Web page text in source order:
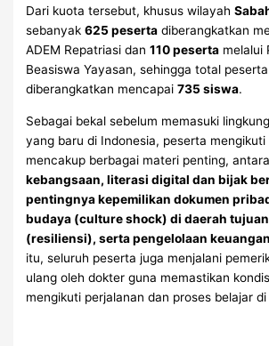
Dari kuota tersebut, khusus wilayah
sebanyak625 peserta diberangkatkan
ADEM Repatriasi dan110 peserta melalui
Beasiswa Yayasan, sehingga total
diberangkatkan mencapai735 siswa.
Sebagai bekal sebelum memasuki
yang baru di Indonesia, peserta
mencakup berbagai materi penting,
kebangsaan, literasi digital dan bijak
pentingnya kepemilikan dokumen
budaya (culture shock) di daerah
(resiliensi), serta pengelolaan
itu, seluruh peserta juga menjalani
ulang oleh dokter guna memastikan
mengikuti perjalanan dan proses belajar